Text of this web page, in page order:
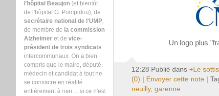
l'hôpital Beaujon(et bientôt
de l'hôpital G. Pompidou), de
secrétaire national de l'UMP,
de membre de la commission
Alzheimeret de vice-
président de trois syndicats
intercommunaux. On a bien
compris que le maire, député,
médecin et candidat à tout ne
se consacre en réalité
entièrement à rien ... si ce n'est
Un logo plus
12:28 Publié dans +Le
(0)
Envoyer cette note|
neuilly, garenne